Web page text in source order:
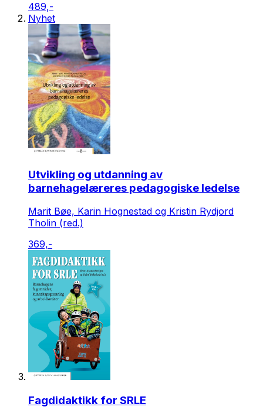
489,-
Nyhet
Utvikling og utdanning av
barnehagelæreres pedagogiske ledelse
Marit Bøe, Karin Hognestad og Kristin Rydjord
Tholin (red.)
369,-
Fagdidaktikk for SRLE